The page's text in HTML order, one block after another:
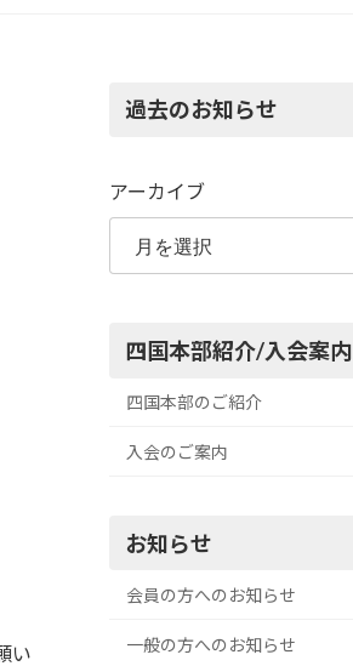
い
過去のお知らせ
アーカイブ
四国本部紹介/入会案内
四国本部のご紹介
入会のご案内
お知らせ
会員の方へのお知らせ
一般の方へのお知らせ